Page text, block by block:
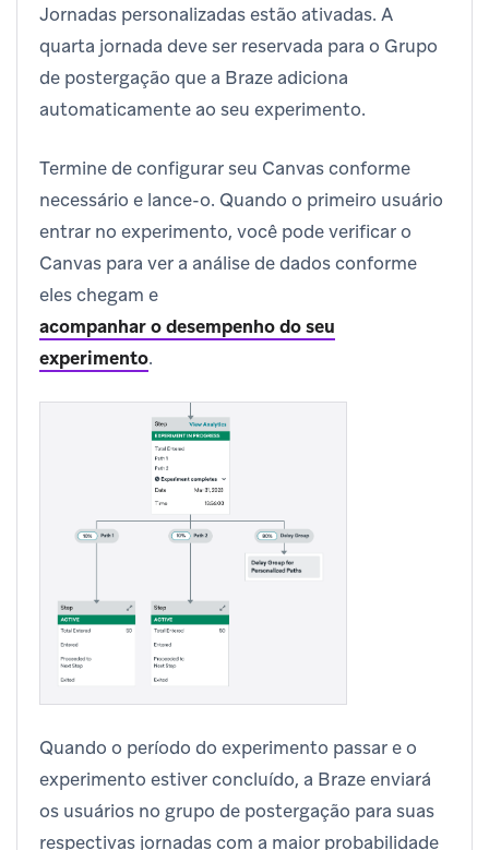
Jornadas personalizadas estão ativadas. A
quarta jornada deve ser reservada para o Grupo
de postergação que a Braze adiciona
automaticamente ao seu experimento.
Termine de configurar seu Canvas conforme
necessário e lance-o. Quando o primeiro usuário
entrar no experimento, você pode verificar o
Canvas para ver a análise de dados conforme
eles chegam e
acompanhar o desempenho do seu
experimento.
Quando o período do experimento passar e o
experimento estiver concluído, a Braze enviará
os usuários no grupo de postergação para suas
respectivas jornadas com a maior probabilidade